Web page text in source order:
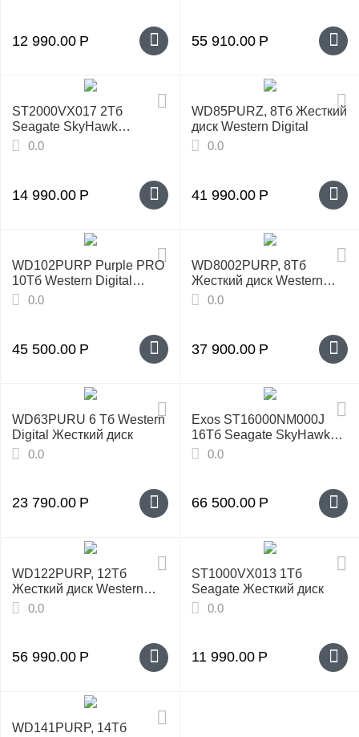
12 990.00 Р 55 910.00 Р
ST2000VX017 2Tб
Seagate SkyHawk
Жесткий диск
0.0
14 990.00 Р
WD85PURZ, 8Тб Жесткий
диск Western Digital
0.0
41 990.00 Р
WD102PURP Purple PRO
10Тб Western Digital
Жесткий диск
0.0
45 500.00 Р
WD8002PURP, 8Тб
Жесткий диск Western
Digital
0.0
37 900.00 Р
WD63PURU 6 Тб Western
Digital Жесткий диск
0.0
23 790.00 Р
Exos ST16000NM000J
16Tб Seagate SkyHawk
Жесткий диск
0.0
66 500.00 Р
WD122PURP, 12Тб
Жесткий диск Western
Digital
0.0
56 990.00 Р
ST1000VX013 1Тб
Seagate Жесткий диск
0.0
11 990.00 Р
WD141PURP, 14Тб